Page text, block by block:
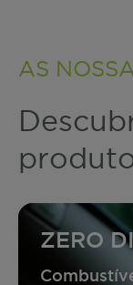
AS
ZERO